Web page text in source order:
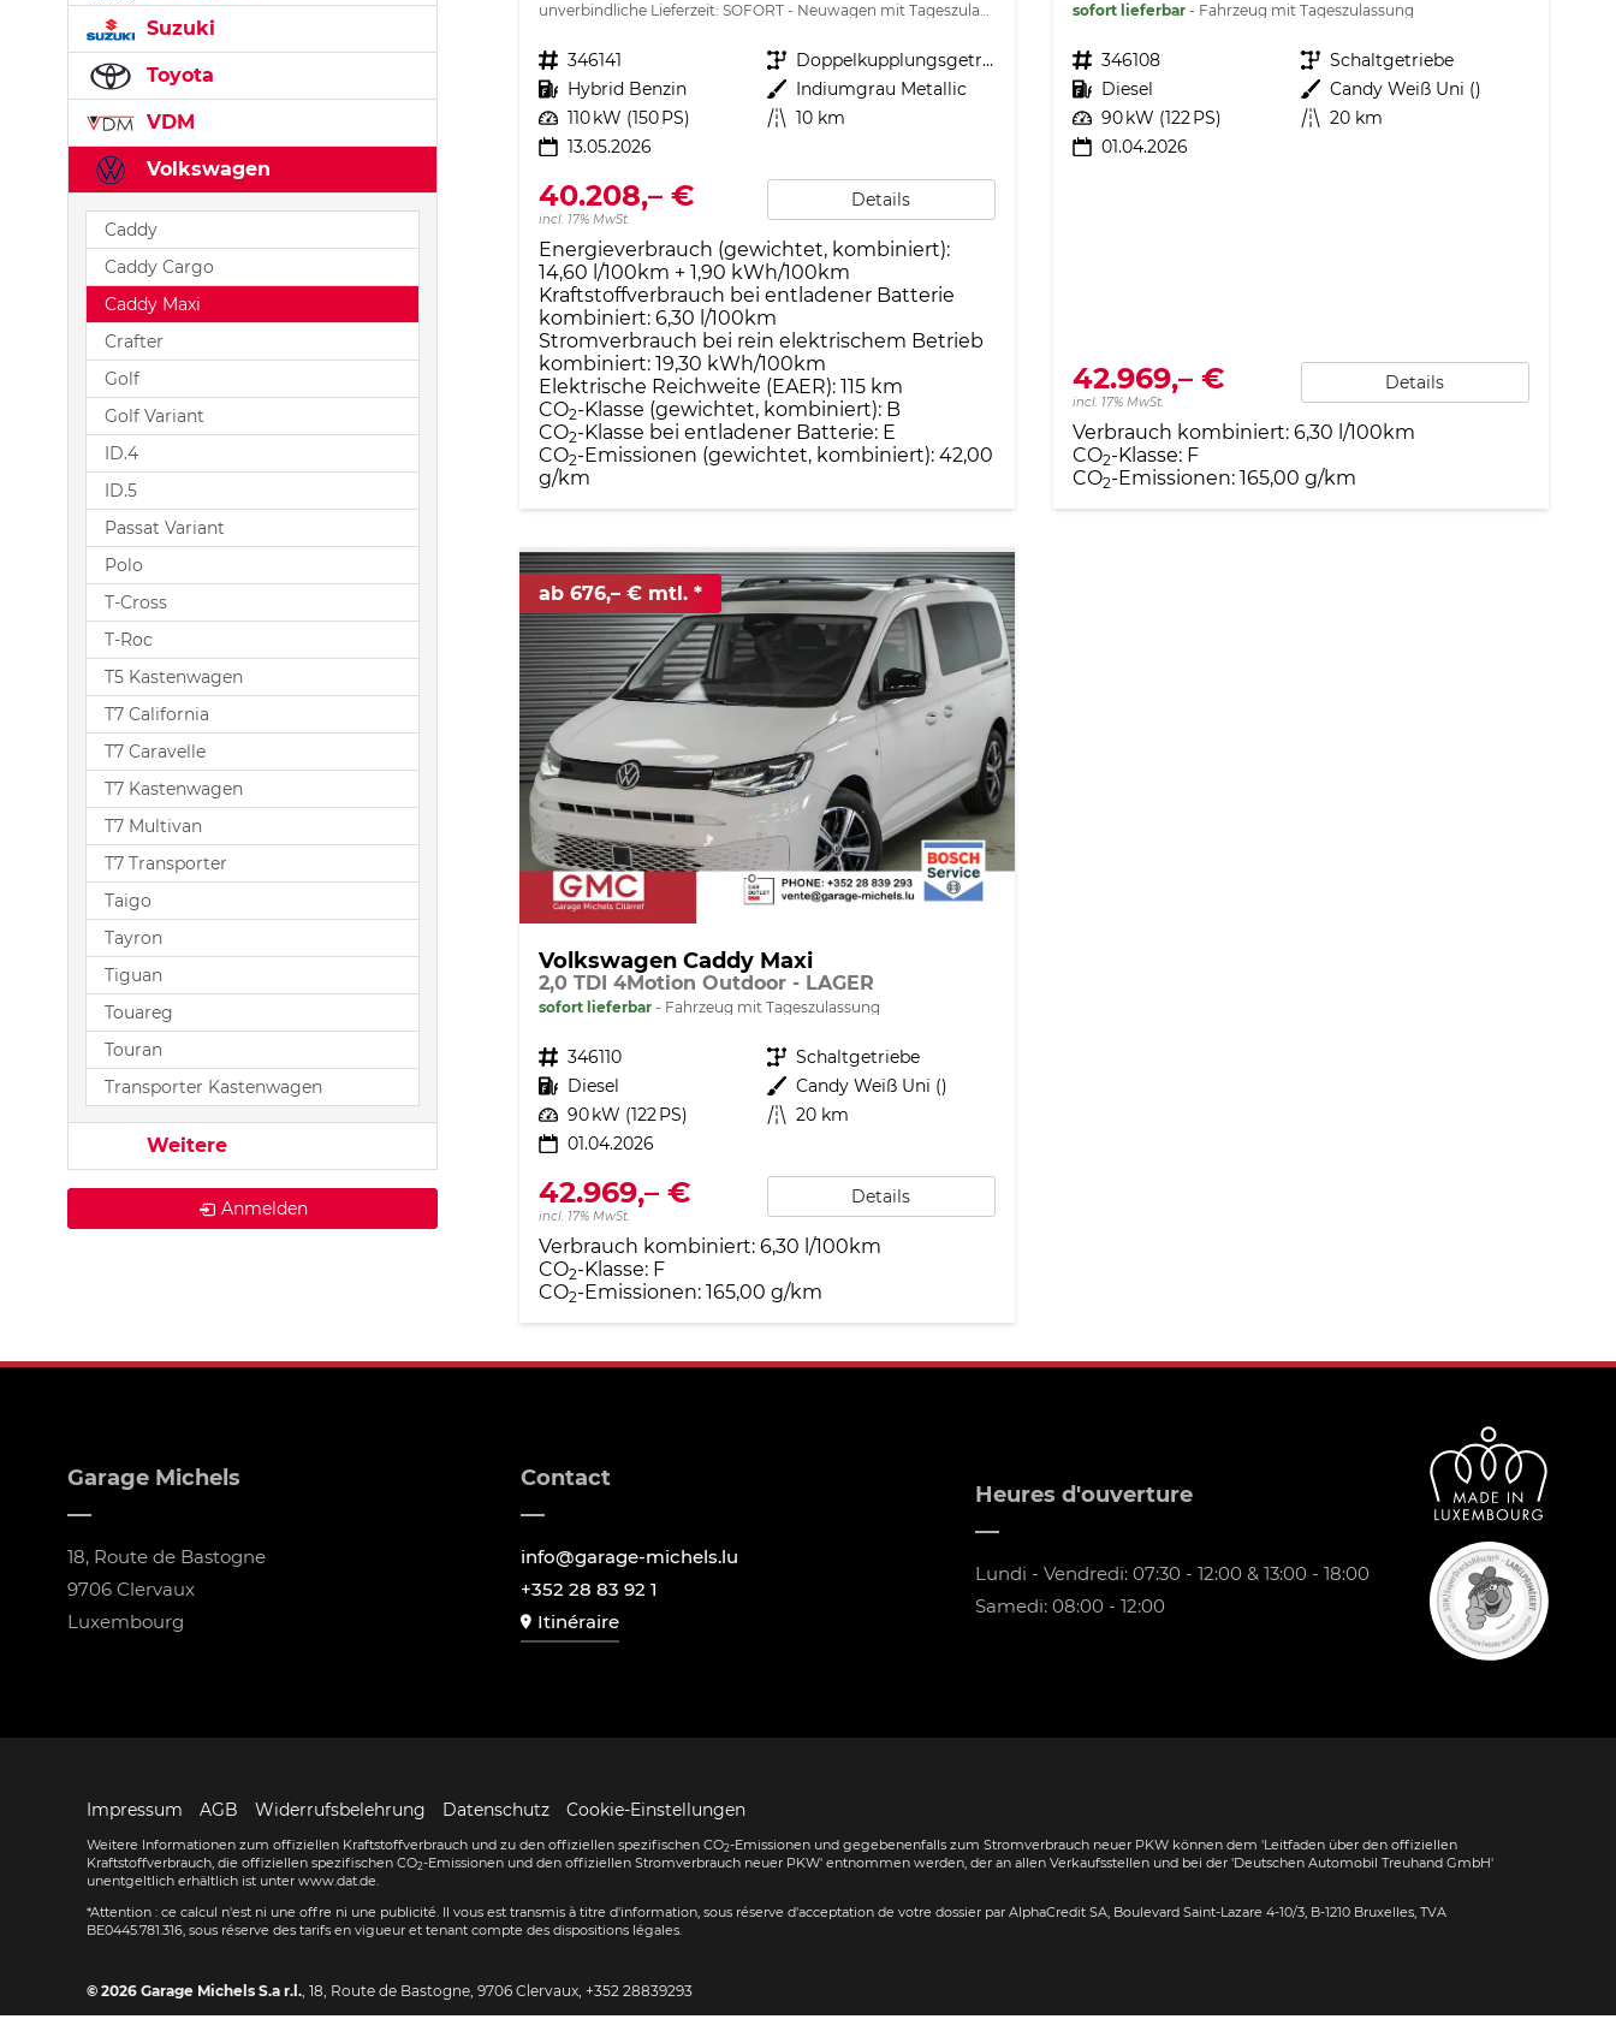
unverbindliche Lieferzeit: SOFORT Neuwagen mit Tageszulassung
Fahrzeugnr. 346141 Getriebe
Doppelkupplungsgetriebe (DSG)
Kraftstoff Hybrid Benzin Außenfarbe
Indiumgrau Metallic
Leistung 110 kW (150 PS) Kilometerstand 10 km
13.05.2026
40.208,– €
incl. 17% MwSt.
Details
Energieverbrauch (gewichtet, kombiniert):
14,60 l/100km + 1,90 kWh/100km
Kraftstoffverbrauch bei entladener Batterie
kombiniert: 6,30 l/100km
Stromverbrauch bei rein elektrischem Betrieb
kombiniert: 19,30 kWh/100km
Elektrische Reichweite (EAER): 115 km
CO2-Klasse (gewichtet, kombiniert): B
CO2-Klasse bei entladener Batterie: E
CO2-Emissionen (gewichtet, kombiniert): 42,00
g/km
sofort lieferbar Fahrzeug mit Tageszulassung
Fahrzeugnr. 346108 Getriebe Schaltgetriebe
Kraftstoff Diesel Außenfarbe Candy Weiß Uni ()
Leistung 90 kW (122 PS) Kilometerstand 20 km
01.04.2026
42.969,– €
incl. 17% MwSt.
Details
Verbrauch kombiniert: 6,30 l/100km
CO2-Klasse: F
CO2-Emissionen: 165,00 g/km
ab 676,– € mtl.
Volkswagen Caddy Maxi
2,0 TDI 4Motion Outdoor - LAGER
sofort lieferbar Fahrzeug mit Tageszulassung
Fahrzeugnr. 346110 Getriebe Schaltgetriebe
Kraftstoff Diesel Außenfarbe Candy Weiß Uni ()
Leistung 90 kW (122 PS) Kilometerstand 20 km
01.04.2026
42.969,– €
incl. 17% MwSt.
Details
Verbrauch kombiniert: 6,30 l/100km
CO2-Klasse: F
CO2-Emissionen: 165,00 g/km
Suzuki
Toyota
VDM
Volkswagen
Caddy
Caddy Cargo
Caddy Maxi
Crafter
Golf
Golf Variant
ID.4
ID.5
Passat Variant
Polo
T-Cross
T-Roc
T5 Kastenwagen
T7 California
T7 Caravelle
T7 Kastenwagen
T7 Multivan
T7 Transporter
Taigo
Tayron
Tiguan
Touareg
Touran
Transporter Kastenwagen
Weitere
Anmelden
Garage Michels
18, Route de Bastogne
9706 Clervaux
Luxembourg
Contact
info@garage-michels.lu
+352 28 83 92 1
Itinéraire
Heures d'ouverture
Lundi - Vendredi: 07:30 - 12:00 & 13:00 - 18:00
Samedi: 08:00 - 12:00
Impressum AGB Widerrufsbelehrung Datenschutz Cookie-Einstellungen
Weitere Informationen zum offiziellen Kraftstoffverbrauch und zu den offiziellen spezifischen CO2-Emissionen und gegebenenfalls zum Stromverbrauch neuer PKW können dem 'Leitfaden über den offiziellen
Kraftstoffverbrauch, die offiziellen spezifischen CO2-Emissionen und den offiziellen Stromverbrauch neuer PKW' entnommen werden, der an allen Verkaufsstellen und bei der 'Deutschen Automobil Treuhand GmbH'
unentgeltlich erhältlich ist unter www.dat.de.
*Attention : ce calcul n'est ni une offre ni une publicité. Il vous est transmis à titre d'information, sous réserve d'acceptation de votre dossier par AlphaCredit SA, Boulevard Saint-Lazare 4-10/3, B-1210 Bruxelles, TVA
BE0445.781.316, sous réserve des tarifs en vigueur et tenant compte des dispositions légales.
© 2026 Garage Michels S.a r.l., 18, Route de Bastogne, 9706 Clervaux, +352 28839293